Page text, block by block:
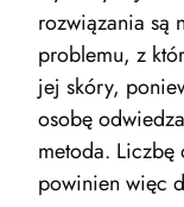
rozwiązania są
problemu, z
jej skóry,
osobę
metoda.
powinien więc